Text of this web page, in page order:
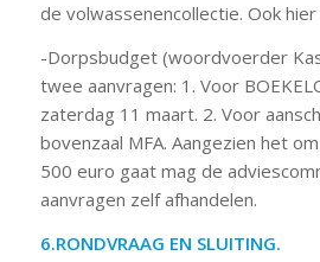
de volwassenencollectie. Ook
-Dorpsbudget (woordvoerder
twee aanvragen: 1. Voor
zaterdag 11 maart. 2. Voor
bovenzaal MFA. Aangezien het
500 euro gaat mag de
aanvragen zelf afhandelen.
6.RONDVRAAG EN SLUITING.